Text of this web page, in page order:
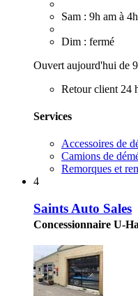
Sam : 9h am à
Dim : fermé
Ouvert aujourd'hui de
Retour client 24
Services
Accessoires de
Camions de
Remorques et
4
Saints Auto Sales
Concessionnaire U-